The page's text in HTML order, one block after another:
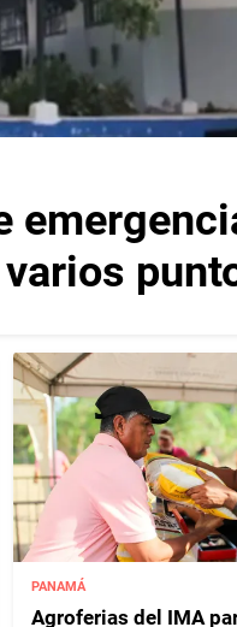
PANAMÁ
Agroferias del IMA